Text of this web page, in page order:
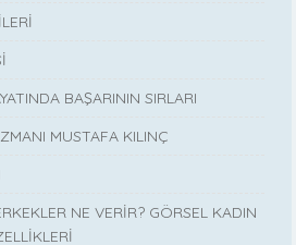
BAŞARININ SIRLARI
MUSTAFA KILINÇ
NE VERİR? GÖRSEL KADIN